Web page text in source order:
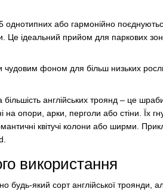
або гармонійно поєднуються
Це ідеальний прийом для паркових зон
чудовим фоном для більш низьких
англійських троянд – це
опори, арки, перголи або стіни. Їх
квітучі колони або ширми.
використання
будь-який сорт англійської троянди,